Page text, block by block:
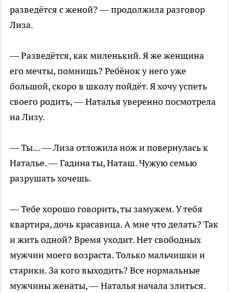
разведётся с женой? — продолжила разговор
Лиза.
— Разведётся, как миленький. Я же женщина
его мечты, помнишь? Ребёнок у него уже
большой, скоро в школу пойдёт. Я хочу успеть
своего родить, — Наталья уверенно посмотрела
на Лизу.
— Ты... — Лиза отложила нож и повернулась к
Наталье. — Гадина ты, Наташ. Чужую семью
разрушать хочешь.
— Тебе хорошо говорить, ты замужем. У тебя
квартира, дочь красавица. А мне что делать? Так
и жить одной? Время уходит. Нет свободных
мужчин моего возраста. Только мальчишки и
старики. За кого выходить? Все нормальные
мужчины женаты, — Наталья начала злиться.